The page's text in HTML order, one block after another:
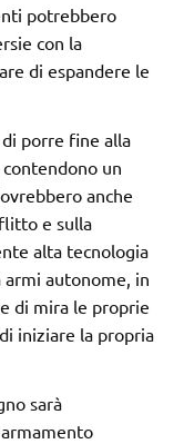
potrebbero
con la
di espandere le
porre fine alla
un
anche
e sulla
alta tecnologia
autonome, in
di mira le proprie
iniziare la propria
sarà